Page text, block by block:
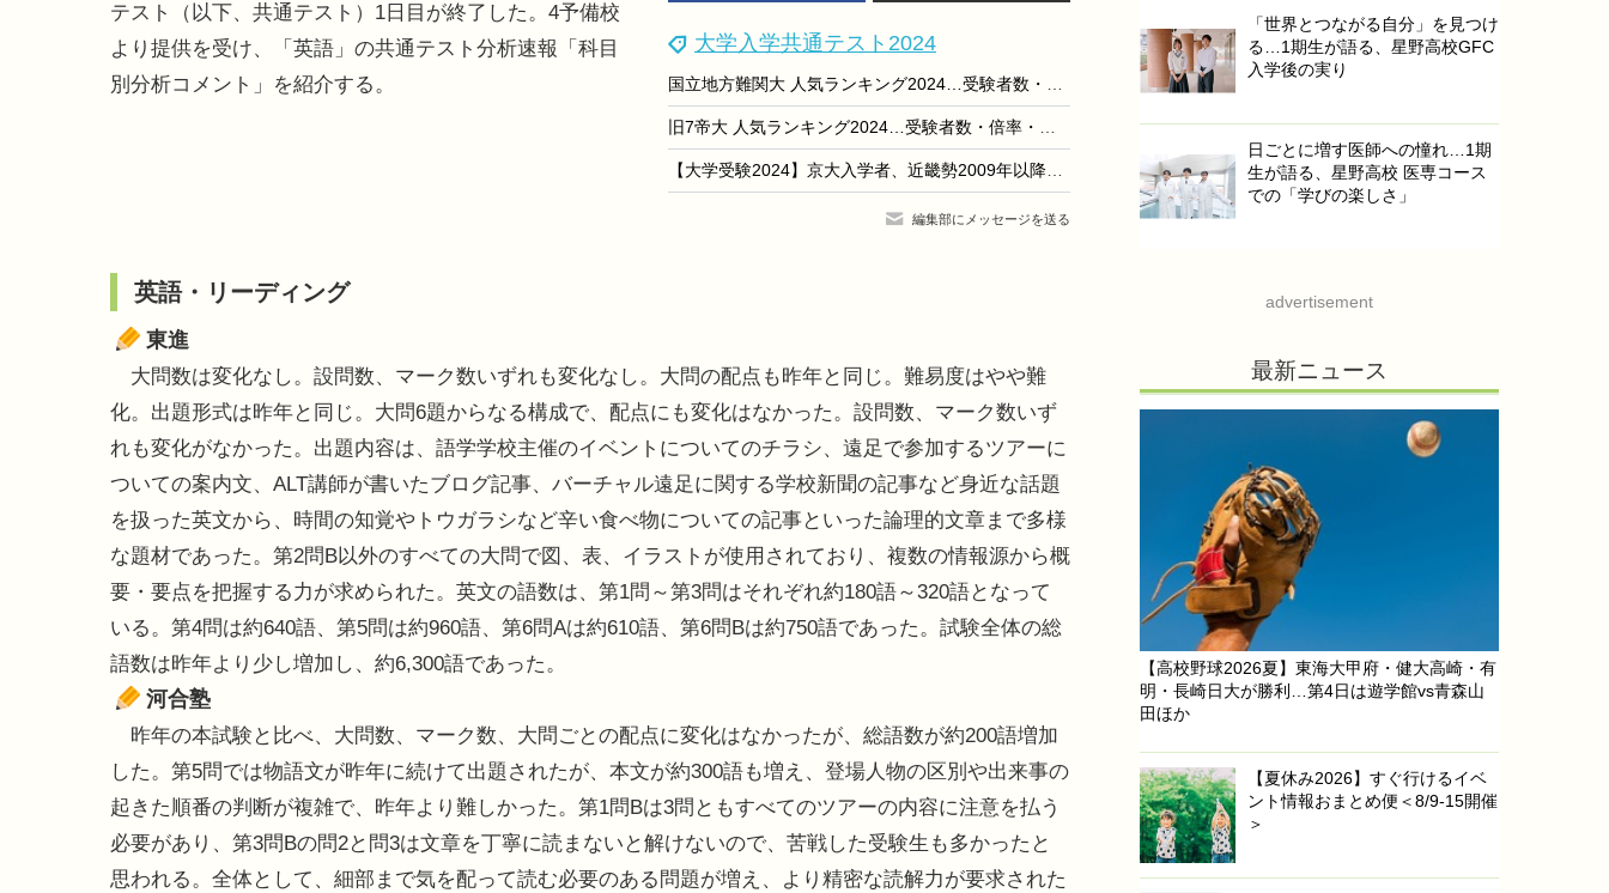
大学入学共通テスト2024
国立地方難関大 人気ランキング2024…受験者数・倍率・辞退率
旧7帝大 人気ランキング2024…受験者数・倍率・入学辞退率
【大学受験2024】京大入学者、近畿勢2009年以降の最低値に
編集部にメッセージを送る
テスト（以下、共通テスト）1日目が終了した。4予備校
より提供を受け、「英語」の共通テスト分析速報「科目
別分析コメント」を紹介する。
英語・リーディング
東進
大問数は変化なし。設問数、マーク数いずれも変化なし。大問の配点も昨年と同じ。難易度はやや難
化。出題形式は昨年と同じ。大問6題からなる構成で、配点にも変化はなかった。設問数、マーク数いず
れも変化がなかった。出題内容は、語学学校主催のイベントについてのチラシ、遠足で参加するツアーに
ついての案内文、ALT講師が書いたブログ記事、バーチャル遠足に関する学校新聞の記事など身近な話題
を扱った英文から、時間の知覚やトウガラシなど辛い食べ物についての記事といった論理的文章まで多様
な題材であった。第2問B以外のすべての大問で図、表、イラストが使用されており、複数の情報源から概
要・要点を把握する力が求められた。英文の語数は、第1問～第3問はそれぞれ約180語～320語となって
いる。第4問は約640語、第5問は約960語、第6問Aは約610語、第6問Bは約750語であった。試験全体の総
語数は昨年より少し増加し、約6,300語であった。
河合塾
昨年の本試験と比べ、大問数、マーク数、大問ごとの配点に変化はなかったが、総語数が約200語増加
した。第5問では物語文が昨年に続けて出題されたが、本文が約300語も増え、登場人物の区別や出来事の
起きた順番の判断が複雑で、昨年より難しかった。第1問Bは3問ともすべてのツアーの内容に注意を払う
必要があり、第3問Bの問2と問3は文章を丁寧に読まないと解けないので、苦戦した受験生も多かったと
思われる。全体として、細部まで気を配って読む必要のある問題が増え、より精密な読解力が要求された
「世界とつながる自分」を見つけ
る…1期生が語る、星野高校GFC
入学後の実り
日ごとに増す医師への憧れ…1期
生が語る、星野高校 医専コース
での「学びの楽しさ」
advertisement
最新ニュース
【高校野球2026夏】東海大甲府・健大高崎・有
明・長崎日大が勝利…第4日は遊学館vs青森山
田ほか
【夏休み2026】すぐ行けるイベ
ント情報おまとめ便＜8/9-15開催
＞